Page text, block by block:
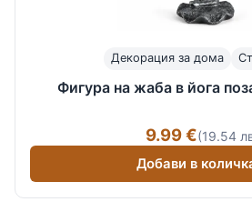
Декорация за дома
Фигура на жаба в йога
9.99 €(19.54
Добави в